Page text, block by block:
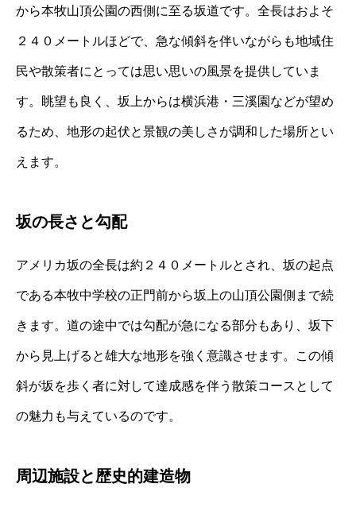
から本牧山頂公園の西側に至る坂道です。全長はおよそ
２４０メートルほどで、急な傾斜を伴いながらも地域住
民や散策者にとっては思い思いの風景を提供していま
す。眺望も良く、坂上からは横浜港・三溪園などが望め
るため、地形の起伏と景観の美しさが調和した場所とい
えます。
坂の長さと勾配
アメリカ坂の全長は約２４０メートルとされ、坂の起点
である本牧中学校の正門前から坂上の山頂公園側まで続
きます。道の途中では勾配が急になる部分もあり、坂下
から見上げると雄大な地形を強く意識させます。この傾
斜が坂を歩く者に対して達成感を伴う散策コースとして
の魅力も与えているのです。
周辺施設と歴史的建造物